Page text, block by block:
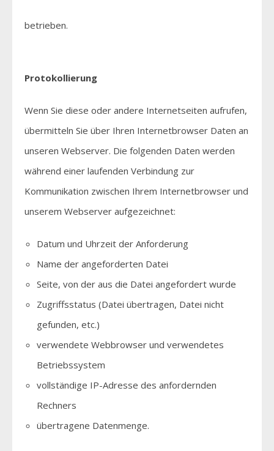
betrieben.
Protokollierung
Wenn Sie diese oder andere Internetseiten aufrufen,
übermitteln Sie über Ihren Internetbrowser Daten an
unseren Webserver. Die folgenden Daten werden
während einer laufenden Verbindung zur
Kommunikation zwischen Ihrem Internetbrowser und
unserem Webserver aufgezeichnet:
Datum und Uhrzeit der Anforderung
Name der angeforderten Datei
Seite, von der aus die Datei angefordert wurde
Zugriffsstatus (Datei übertragen, Datei nicht
gefunden, etc.)
verwendete Webbrowser und verwendetes
Betriebssystem
vollständige IP-Adresse des anfordernden
Rechners
übertragene Datenmenge.